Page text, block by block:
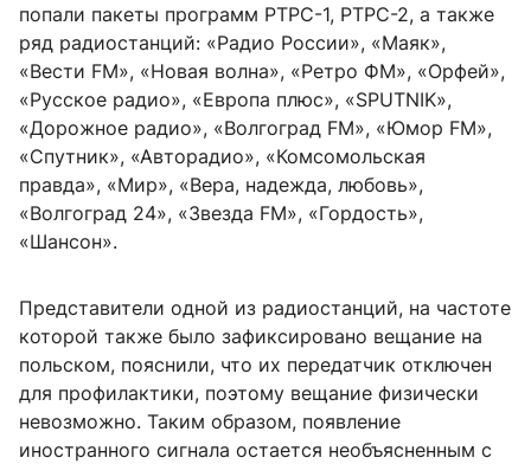
попали пакеты программ РТРС-1, РТРС-2, а также
ряд радиостанций: «Радио России», «Маяк»,
«Вести FM», «Новая волна», «Ретро ФМ», «Орфей»,
«Русское радио», «Европа плюс», «SPUTNIK»,
«Дорожное радио», «Волгоград FM», «Юмор FM»,
«Спутник», «Авторадио», «Комсомольская
правда», «Мир», «Вера, надежда, любовь»,
«Волгоград 24», «Звезда FM», «Гордость»,
«Шансон».
Представители одной из радиостанций, на частоте
которой также было зафиксировано вещание на
польском, пояснили, что их передатчик отключен
для профилактики, поэтому вещание физически
невозможно. Таким образом, появление
иностранного сигнала остается необъясненным с